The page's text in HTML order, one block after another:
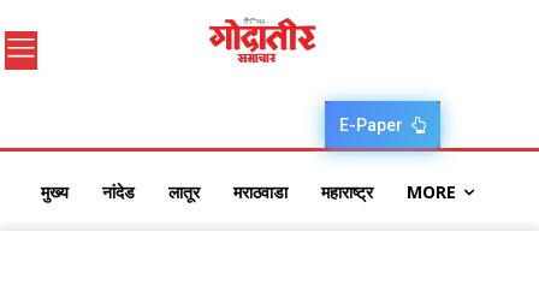
E-Paper
मुख्य नांदेड लातूर मराठवाडा महाराष्ट्र MORE